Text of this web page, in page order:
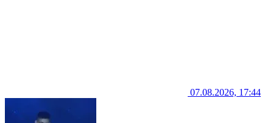
07.08.2026, 17:44